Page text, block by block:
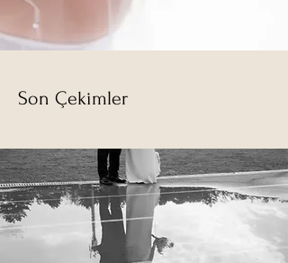
Son Çekimler